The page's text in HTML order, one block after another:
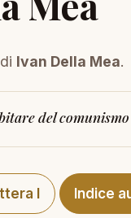
Ivan Della Mea.
del
I Indice